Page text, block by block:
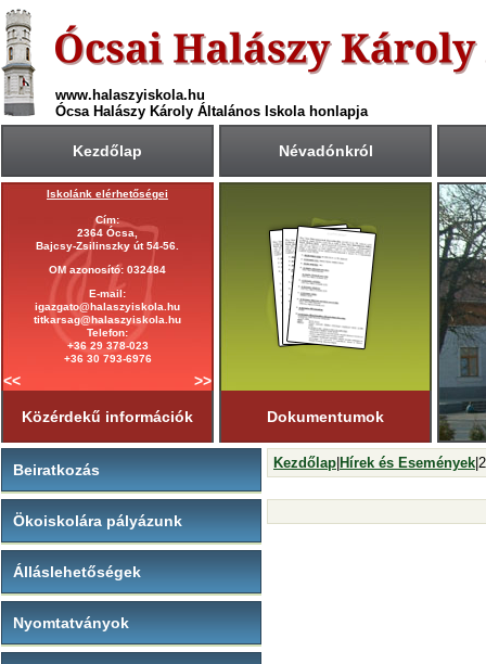
www.halaszyiskola.hu
Ócsa Halászy Károly Általános Iskola honlapja
Kezdőlap Névadónkról
Iskolánk elérhetőségei
Cím:
2364 Ócsa,
Bajcsy-Zsilinszky út 54-56.
OM azonosító: 032484
E-mail:
igazgato@halaszyiskola.hu
titkarsag@halaszyiskola.hu
Telefon:
+36 29 378-023
+36 30 793-6976
Első tanítási nap:
2025. szeptember 1. (hétfő)
Utolsó tanítási nap:
2026. június 19. (péntek)
Tanítási napok száma:
181 nap
Első félév
2026. január 23-igtart.
<< >>
Közérdekű információk Dokumentumok
Beiratkozás
Ökoiskolára pályázunk
Álláslehetőségek
Nyomtatványok
Kezdőlap Hírek és Események